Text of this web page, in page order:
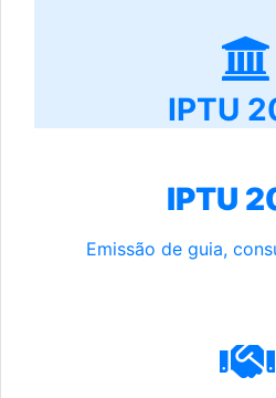
IPTU
IPTU
Emissão de guia,